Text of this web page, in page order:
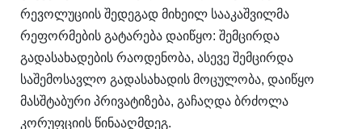
რევოლუციის შედეგად მიხეილ სააკაშვილმა
რეფორმების გატარება დაიწყო: შემცირდა
გადასახადების რაოდენობა, ასევე შემცირდა
საშემოსავლო გადასახადის მოცულობა, დაიწყო
მასშტაბური პრივატიზება, გაჩაღდა ბრძოლა
კორუფციის წინააღმდეგ.